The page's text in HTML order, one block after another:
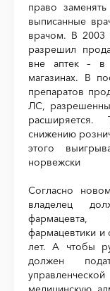
право
выписанные
врачом. В
разрешил
вне аптек – в
магазинах. В
препаратов
ЛС,
расширяется.
снижению
этого
норвежски
Согласно
владелец
фармацевтики и
лет. А чтобы
должен